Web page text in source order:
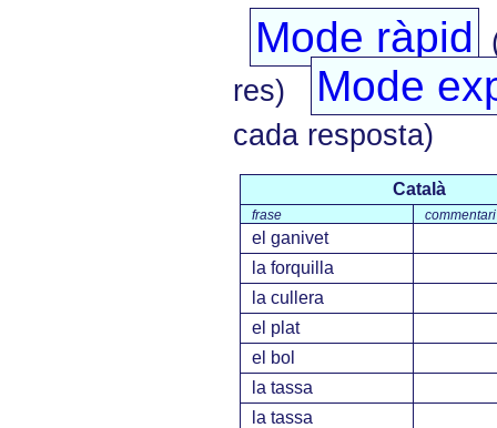
Mode ràpid
res)
Mode
cada resposta)
Català
frase commentari
el ganivet
la forquilla
la cullera
el plat
el bol
la tassa
la tassa